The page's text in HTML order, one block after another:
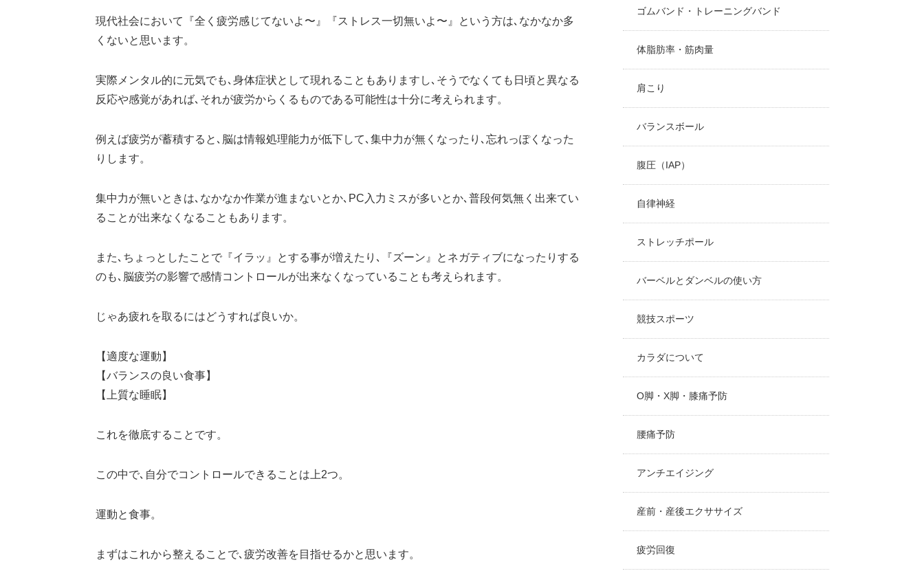
現代社会において『全く疲労感じてないよ〜』『ストレス一切無いよ〜』という方は､なかなか多
くないと思います。
実際メンタル的に元気でも､身体症状として現れることもありますし､そうでなくても日頃と異なる
反応や感覚があれば､それが疲労からくるものである可能性は十分に考えられます。
例えば疲労が蓄積すると､脳は情報処理能力が低下して､集中力が無くなったり､忘れっぽくなった
りします。
集中力が無いときは､なかなか作業が進まないとか､PC入力ミスが多いとか､普段何気無く出来てい
ることが出来なくなることもあります。
また､ちょっとしたことで『イラッ』とする事が増えたり､『ズーン』とネガティブになったりする
のも､脳疲労の影響で感情コントロールが出来なくなっていることも考えられます。
じゃあ疲れを取るにはどうすれば良いか。
【適度な運動】
【バランスの良い食事】
【上質な睡眠】
これを徹底することです。
この中で､自分でコントロールできることは上2つ。
運動と食事。
まずはこれから整えることで､疲労改善を目指せるかと思います。
ゴムバンド・トレーニングバンド
体脂肪率・筋肉量
肩こり
バランスボール
腹圧（IAP）
自律神経
ストレッチポール
バーベルとダンベルの使い方
競技スポーツ
カラダについて
O脚・X脚・膝痛予防
腰痛予防
アンチエイジング
産前・産後エクササイズ
疲労回復